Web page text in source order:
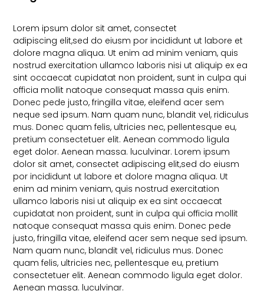
Lorem ipsum dolor sit amet, consectet
adipiscing elit,sed do eiusm por incididunt ut labore et
dolore magna aliqua. Ut enim ad minim veniam, quis
nostrud exercitation ullamco laboris nisi ut aliquip ex ea
sint occaecat cupidatat non proident, sunt in culpa qui
officia mollit natoque consequat massa quis enim.
Donec pede justo, fringilla vitae, eleifend acer sem
neque sed ipsum. Nam quam nunc, blandit vel, ridiculus
mus. Donec quam felis, ultricies nec, pellentesque eu,
pretium consectetuer elit. Aenean commodo ligula
eget dolor. Aenean massa. luculvinar. Lorem ipsum
dolor sit amet, consectet adipiscing elit,sed do eiusm
por incididunt ut labore et dolore magna aliqua. Ut
enim ad minim veniam, quis nostrud exercitation
ullamco laboris nisi ut aliquip ex ea sint occaecat
cupidatat non proident, sunt in culpa qui officia mollit
natoque consequat massa quis enim. Donec pede
justo, fringilla vitae, eleifend acer sem neque sed ipsum.
Nam quam nunc, blandit vel, ridiculus mus. Donec
quam felis, ultricies nec, pellentesque eu, pretium
consectetuer elit. Aenean commodo ligula eget dolor.
Aenean massa. luculvinar.